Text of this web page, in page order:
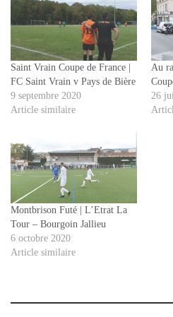
Saint Vrain Coupe de France |
FC Saint Vrain v Pays de Bière
9 septembre 2020
Article similaire
Au
26
Montbrison Futé | L’Etrat La
Tour – Bourgoin Jallieu
6 octobre 2020
Article similaire